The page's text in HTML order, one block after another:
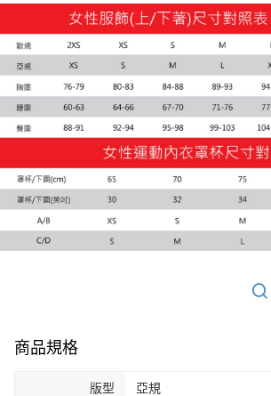
每筆NT$100，滿NT$1,800(含以上)免運費
付款後7-11取貨
每筆NT$100，滿NT$1,800(含以上)免運費
宅配(離島恕不配送)
每筆NT$150，滿NT$1,800(含以上)免運費
宅配貨到付款(離島恕不配送)
每筆NT$180
商品規格
版型 亞規